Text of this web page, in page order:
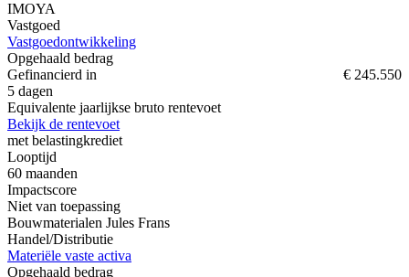
IMOYA
Vastgoed
Vastgoedontwikkeling
Opgehaald bedrag
€ 245.550
Gefinancierd in
5 dagen
Equivalente jaarlijkse bruto rentevoet
Bekijk de rentevoet
met belastingkrediet
Looptijd
60 maanden
Impactscore
Niet van toepassing
Bouwmaterialen Jules Frans
Handel/Distributie
Materiële vaste activa
Opgehaald bedrag